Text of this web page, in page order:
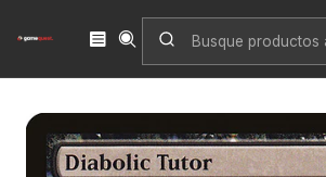
Singles Magic: The Gathering
Diabolic Tutor | Español |